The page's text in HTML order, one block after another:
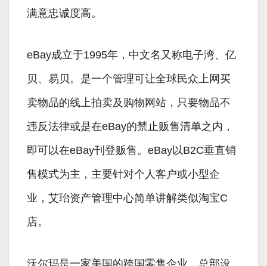
满意忠诚度高。
eBay成立于1995年，中文名又称电子湾、亿
贝、易贝。是一个管理可让全球民众上网买
卖物品的线上拍卖及购物网站，只要物品不
违反法律或是在eBay的禁止贩售清单之内，
即可以在eBay刊登贩售。eBay以B2C垂直销
售模式为主，主要针对个人客户或小型企
业，艾珆资产管理中心简单讲解类似淘宝C
店。